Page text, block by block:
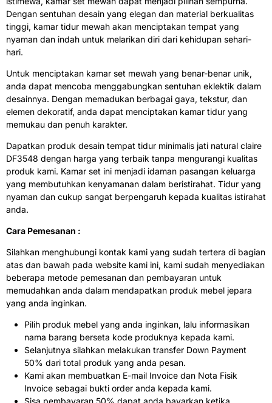
Dengan sentuhan desain yang elegan dan material berkualitas
tinggi, kamar tidur mewah akan menciptakan tempat yang
nyaman dan indah untuk melarikan diri dari kehidupan sehari-
hari.
Untuk menciptakan kamar set mewah yang benar-benar unik,
anda dapat mencoba menggabungkan sentuhan eklektik dalam
desainnya. Dengan memadukan berbagai gaya, tekstur, dan
elemen dekoratif, anda dapat menciptakan kamar tidur yang
memukau dan penuh karakter.
Dapatkan produk desain tempat tidur minimalis jati natural claire
DF3548 dengan harga yang terbaik tanpa mengurangi kualitas
produk kami. Kamar set ini menjadi idaman pasangan keluarga
yang membutuhkan kenyamanan dalam beristirahat. Tidur yang
nyaman dan cukup sangat berpengaruh kepada kualitas istirahat
anda.
Cara Pemesanan :
Silahkan menghubungi kontak kami yang sudah tertera di bagian
atas dan bawah pada website kami ini, kami sudah menyediakan
beberapa metode pemesanan dan pembayaran untuk
memudahkan anda dalam mendapatkan produk mebel jepara
yang anda inginkan.
Pilih produk mebel yang anda inginkan, lalu informasikan
nama barang berseta kode produknya kepada kami.
Selanjutnya silahkan melakukan transfer Down Payment
50% dari total produk yang anda pesan.
Kami akan membuatkan E-mail Invoice dan Nota Fisik
Invoice sebagai bukti order anda kepada kami.
Sisa pembayaran 50% dapat anda bayarkan ketika